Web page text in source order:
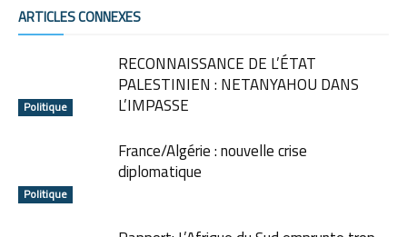
ARTICLES CONNEXES
Politique
RECONNAISSANCE DE L’ÉTAT
PALESTINIEN : NETANYAHOU DANS
L’IMPASSE
Politique
France/Algérie : nouvelle crise
diplomatique